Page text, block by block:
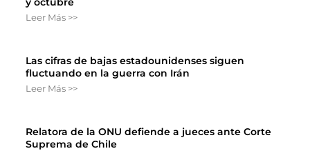
Leer Más >>
Las cifras de bajas estadounidenses siguen
fluctuando en la guerra con Irán
Leer Más >>
Relatora de la ONU defiende a jueces ante Corte
Suprema de Chile